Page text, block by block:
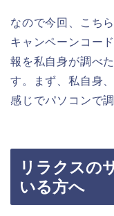
なので今回、こち
キャンペーンコー
報を私自身が調べ
す。まず、私自身
感じでパソコンで
リラクスの
いる方へ